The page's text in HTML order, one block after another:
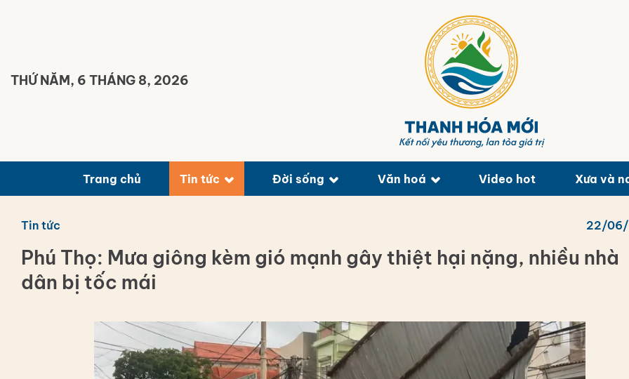
THỨ NĂM, 6 THÁNG 8, 2026
Trang chủ Tin tức Đời sống Văn hoá Video hot Xưa và
Tin tức 22/
Phú Thọ: Mưa giông kèm gió mạnh gây thiệt hại nặng, nhiều nhà
dân bị tốc mái